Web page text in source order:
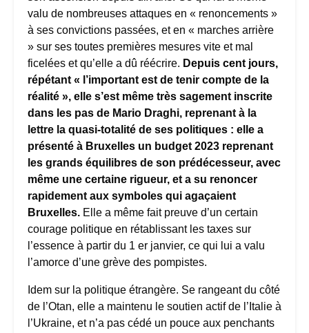
valu de nombreuses attaques en « renoncements »
à ses convictions passées, et en « marches arrière
» sur ses toutes premières mesures vite et mal
ficelées et qu’elle a dû réécrire. Depuis cent jours,
répétant « l’important est de tenir compte de la
réalité », elle s’est même très sagement inscrite
dans les pas de Mario Draghi, reprenant à la
lettre la quasi-totalité de ses politiques : elle a
présenté à Bruxelles un budget 2023 reprenant
les grands équilibres de son prédécesseur, avec
même une certaine rigueur, et a su renoncer
rapidement aux symboles qui agaçaient
Bruxelles. Elle a même fait preuve d’un certain
courage politique en rétablissant les taxes sur
l’essence à partir du 1 er janvier, ce qui lui a valu
l’amorce d’une grève des pompistes.
Idem sur la politique étrangère. Se rangeant du côté
de l’Otan, elle a maintenu le soutien actif de l’Italie à
l’Ukraine, et n’a pas cédé un pouce aux penchants